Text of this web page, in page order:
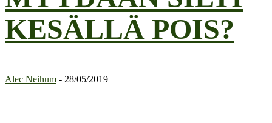
KESÄLLÄ POIS?
Alec Neihum - 28/05/2019